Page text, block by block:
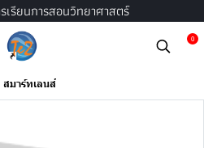
เรียนการสอนวิทยาศาสตร์
0
สมาร์ทเลนส์